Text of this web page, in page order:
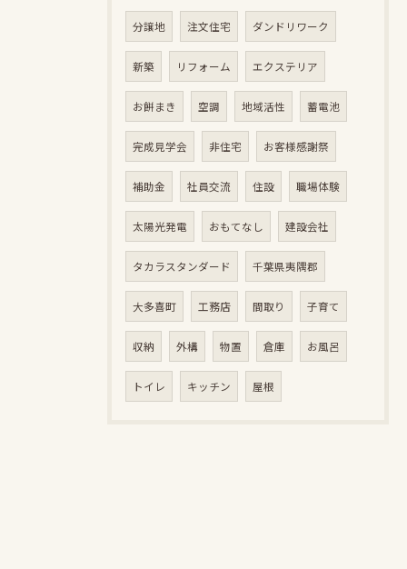
分譲地 注文住宅 ダンドリワーク
新築 リフォーム エクステリア
お餅まき 空調 地域活性 蓄電池
完成見学会 非住宅 お客様感謝祭
補助金 社員交流 住設 職場体験
太陽光発電 おもてなし 建設会社
タカラスタンダード 千葉県夷隅郡
大多喜町 工務店 間取り 子育て
収納 外構 物置 倉庫 お風呂
トイレ キッチン 屋根